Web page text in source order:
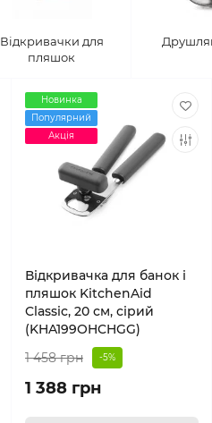
Відкривачки для
пляшок
Новинка
Популярний
Акція
Відкривачка для банок і
пляшок KitchenAid
Classic, 20 см, сірий
(KHA199OHCHGG)
1 458 грн
-5%
1 388 грн